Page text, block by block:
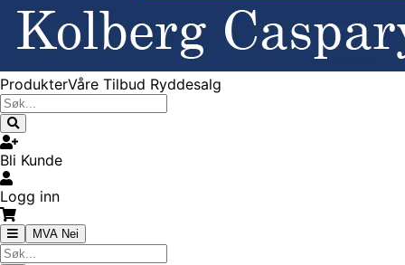
ProdukterVåre Tilbud Ryddesalg
Bli Kunde
Logg inn
MVA Nei